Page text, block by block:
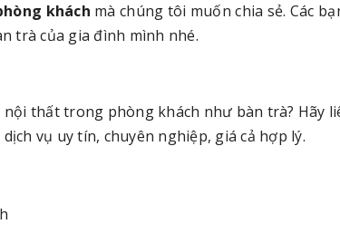
khách mà chúng tôi muốn chia sẻ. Các
trà của gia đình mình nhé.
thất trong phòng khách như bàn trà? Hãy
vụ uy tín, chuyên nghiệp, giá cả hợp lý.